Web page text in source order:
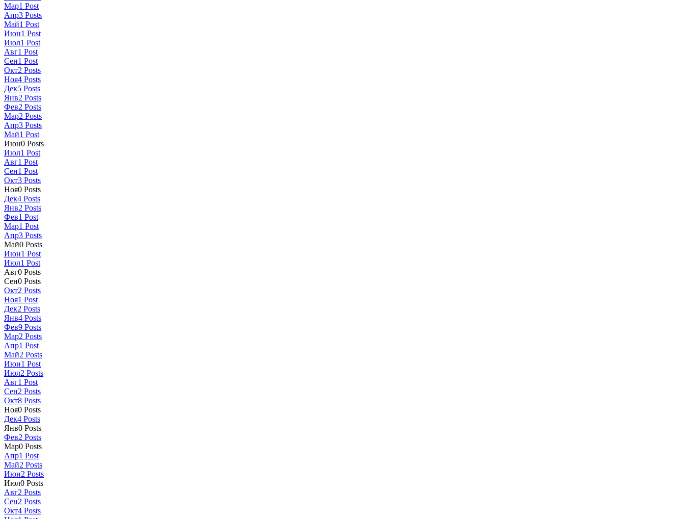
Мар1 Post
Апр3 Posts
Май1 Post
Июн1 Post
Июл1 Post
Авг1 Post
Сен1 Post
Окт2 Posts
Ноя4 Posts
Дек5 Posts
Янв2 Posts
Фев2 Posts
Мар2 Posts
Апр3 Posts
Май1 Post
Июн0 Posts
Июл1 Post
Авг1 Post
Сен1 Post
Окт3 Posts
Ноя0 Posts
Дек4 Posts
Янв2 Posts
Фев1 Post
Мар1 Post
Апр3 Posts
Май0 Posts
Июн1 Post
Июл1 Post
Авг0 Posts
Сен0 Posts
Окт2 Posts
Ноя1 Post
Дек2 Posts
Янв4 Posts
Фев9 Posts
Мар2 Posts
Апр1 Post
Май2 Posts
Июн1 Post
Июл2 Posts
Авг1 Post
Сен2 Posts
Окт8 Posts
Ноя0 Posts
Дек4 Posts
Янв0 Posts
Фев2 Posts
Мар0 Posts
Апр1 Post
Май2 Posts
Июн2 Posts
Июл0 Posts
Авг2 Posts
Сен2 Posts
Окт4 Posts